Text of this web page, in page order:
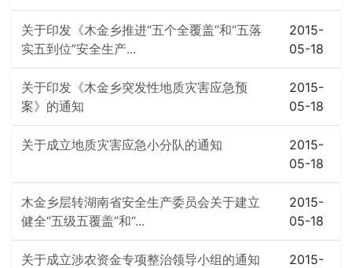
关于印发《木金乡推进“五个全覆盖”和“五落
实五到位”安全生产...
2015-
05-18
关于印发《木金乡突发性地质灾害应急预
案》的通知
2015-
05-18
关于成立地质灾害应急小分队的通知
2015-
05-18
木金乡层转湖南省安全生产委员会关于建立
健全“五级五覆盖”和“...
2015-
05-18
关于成立涉农资金专项整治领导小组的通知
2015-